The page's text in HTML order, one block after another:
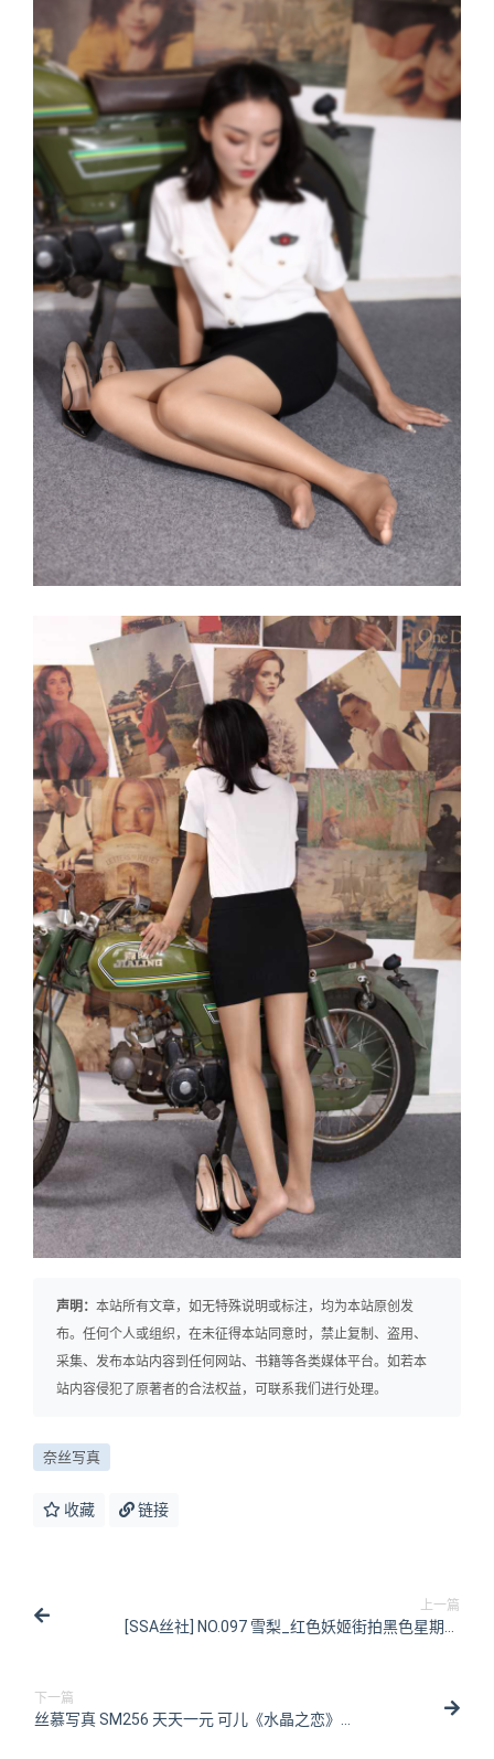
声明： 本站所有文章，如无特殊说明或标注，均为本站原创发
布。任何个人或组织，在未征得本站同意时，禁止复制、盗用、
采集、发布本站内容到任何网站、书籍等各类媒体平台。如若本
站内容侵犯了原著者的合法权益，可联系我们进行处理。
奈丝写真
收藏 链接
上一篇
[SSA丝社] NO.097 雪梨_红色妖姬街拍黑色星期五
下一篇
丝慕写真 SM256 天天一元 可儿《水晶之恋》